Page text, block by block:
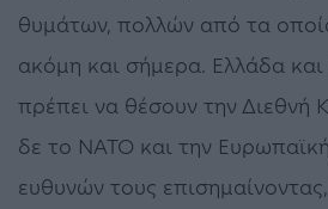
θυμάτων, πολλών από τα
ακόμη και σήμερα. Ελλάδα
πρέπει να θέσουν την Διεθνή
δε το ΝΑΤΟ και την
ευθυνών τους